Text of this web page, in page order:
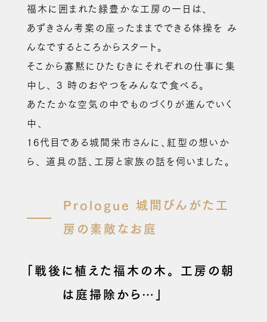
福木に囲まれた緑豊かな工房の一日は、
あずきさん考案の座ったままでできる体操を み
んなでするところからスタート。
そこから寡黙にひたむきにそれぞれの仕事に集
中し、 3 時のおやつをみんなで食べる。
あたたかな空気の中でものづくりが進んでいく
中、
16代目である城間栄市さんに、紅型の想いか
ら、 道具の話、工房と家族の話を伺いました。
Prologue 城間びんがた工
房の素敵なお庭
「戦後に植えた福木の木。 工房の朝
は庭掃除から…」